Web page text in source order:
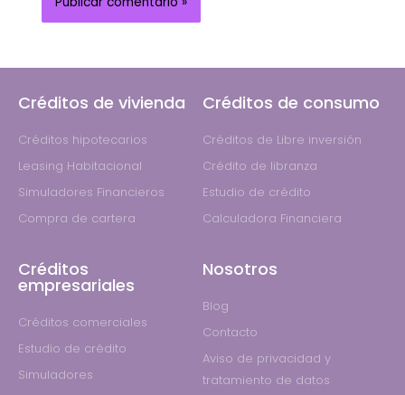
Créditos de vivienda
Créditos hipotecarios
Leasing Habitacional
Simuladores Financieros
Compra de cartera
Créditos de consumo
Créditos de Libre inversión
Crédito de libranza
Estudio de crédito
Calculadora Financiera
Créditos
empresariales
Créditos comerciales
Estudio de crédito
Simuladores
Nosotros
Blog
Contacto
Aviso de privacidad y
tratamiento de datos